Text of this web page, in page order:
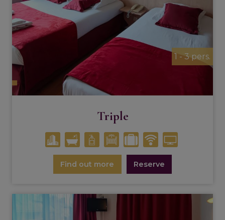
1 - 3 pers.
Triple
Find out more Reserve